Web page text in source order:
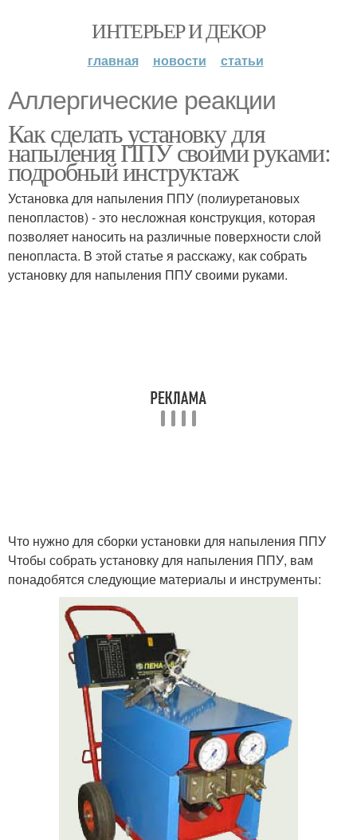
ИНТЕРЬЕР И ДЕКОР
главная новости статьи
Аллергические реакции
Как сделать установку для
напыления ППУ своими руками:
подробный инструктаж
Установка для напыления ППУ (полиуретановых
пенопластов) - это несложная конструкция, которая
позволяет наносить на различные поверхности слой
пенопласта. В этой статье я расскажу, как собрать
установку для напыления ППУ своими руками.
Что нужно для сборки установки для напыления ППУ
Чтобы собрать установку для напыления ППУ, вам
понадобятся следующие материалы и инструменты: